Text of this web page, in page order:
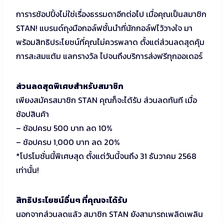
การารช้อปปิ้งไม่ใช่เรื่องธรรมดาอีกต่อไป เมื่อคุณเป็นสมาชิก
STAN! แบรนด์ถุงมือกอล์ฟชั้นนำที่นักกอล์ฟไว้วางใจ มา
พร้อมสิทธิประโยชน์ที่คุณไม่ควรพลาด ตั้งแต่ส่วนลดสุดคุ้ม
การสะสมแต้ม แลกรางวัล ไปจนถึงบริการส่งฟรีทุกออเดอร์
ส่วนลดสุดพิเศษสำหรับสมาชิก
เพียงสมัครสมาชิก STAN คุณก็จะได้รับ ส่วนลดทันที เมื่อ
ช้อปสินค้า
– ช้อปครบ 500 บาท ลด 10%
– ช้อปครบ 1,000 บาท ลด 20%
*โปรโมชั่นนี้พิเศษสุด ตั้งแต่วันนี้จนถึง 31 ธันวาคม 2568
เท่านั้น!
สิทธิประโยชน์อื่นๆ ที่คุณจะได้รับ
นอกจากส่วนลดแล้ว สมาชิก STAN ยังสามารถเพลิดเพลิน